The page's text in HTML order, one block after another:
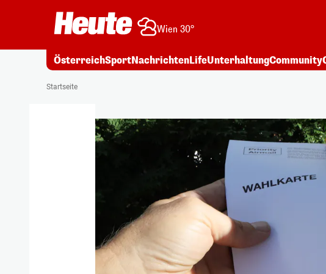
Wien 30°
ÖsterreichSportNachrichtenLifeUnterhaltungCommunity
Startseite